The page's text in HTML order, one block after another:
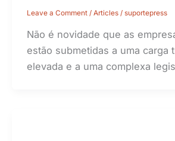
Leave a Comment / Articles/ suportepress
Não é novidade que as
estão submetidas a uma carga
elevada e a uma complexa